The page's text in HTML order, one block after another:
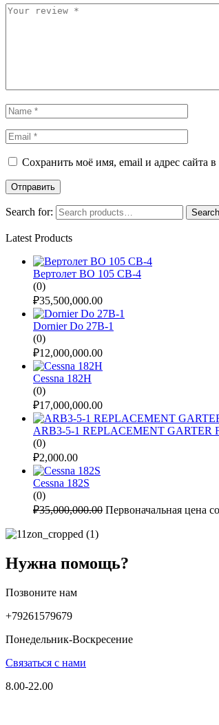
Сохранить моё имя, email и адрес сайта
Search for: Search
Latest Products
Вертолет BO 105 CB-4
(0)
₽35,500,000.00
Dornier Do 27B-1
(0)
₽12,000,000.00
Cessna 182H
(0)
₽17,000,000.00
ARB3-5-1 REPLACEMENT GARTER
(0)
₽2,000.00
Cessna 182S
(0)
₽35,000,000.00 Первоначальная цена
Нужна помощь?
Позвоните нам
+79261579679
Понедельник-Воскресение
Связаться с нами
8.00-22.00